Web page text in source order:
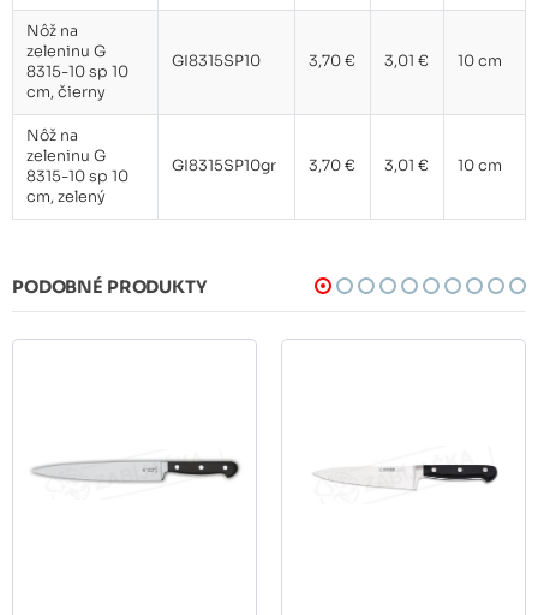
Nôž na
zeleninu G
8315-10 sp 10
cm, čierny
GI8315SP10 3,70 € 3,01 € 10 cm
Nôž na
zeleninu G
8315-10 sp 10
cm, zelený
GI8315SP10gr 3,70 € 3,01 € 10 cm
PODOBNÉ PRODUKTY